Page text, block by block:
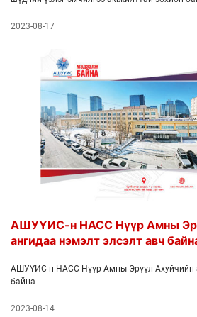
2023-08-17
АШУҮИС-н НАСС Нүүр Амны
ангидаа нэмэлт элсэлт авч
АШУҮИС-н НАСС Нүүр Амны Эрүүл Ахуйчийн
байна
2023-08-14